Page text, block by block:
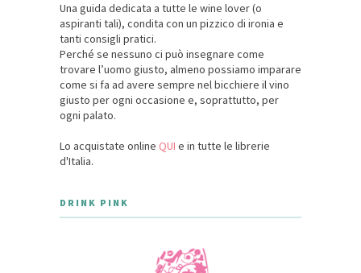
Una guida dedicata a tutte le wine lover (o
aspiranti tali), condita con un pizzico di ironia e
tanti consigli pratici.
Perché se nessuno ci può insegnare come
trovare l’uomo giusto, almeno possiamo imparare
come si fa ad avere sempre nel bicchiere il vino
giusto per ogni occasione e, soprattutto, per
ogni palato.
Lo acquistate online QUI e in tutte le librerie
d'Italia.
DRINK PINK